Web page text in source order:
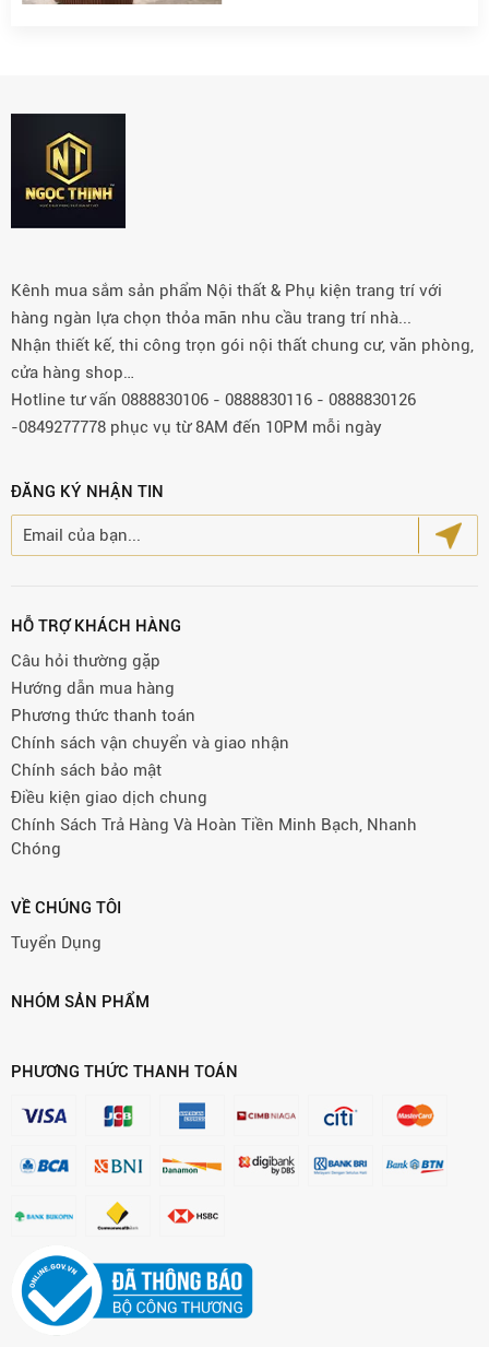
Kênh mua sắm sản phẩm Nội thất & Phụ kiện trang trí với
hàng ngàn lựa chọn thỏa mãn nhu cầu trang trí nhà...
Nhận thiết kế, thi công trọn gói nội thất chung cư, văn phòng,
cửa hàng shop…
Hotline tư vấn 0888830106 - 0888830116 - 0888830126
-0849277778 phục vụ từ 8AM đến 10PM mỗi ngày
ĐĂNG KÝ NHẬN TIN
HỖ TRỢ KHÁCH HÀNG
Câu hỏi thường gặp
Hướng dẫn mua hàng
Phương thức thanh toán
Chính sách vận chuyển và giao nhận
Chính sách bảo mật
Điều kiện giao dịch chung
Chính Sách Trả Hàng Và Hoàn Tiền Minh Bạch, Nhanh
Chóng
VỀ CHÚNG TÔI
Tuyển Dụng
NHÓM SẢN PHẨM
PHƯƠNG THỨC THANH TOÁN